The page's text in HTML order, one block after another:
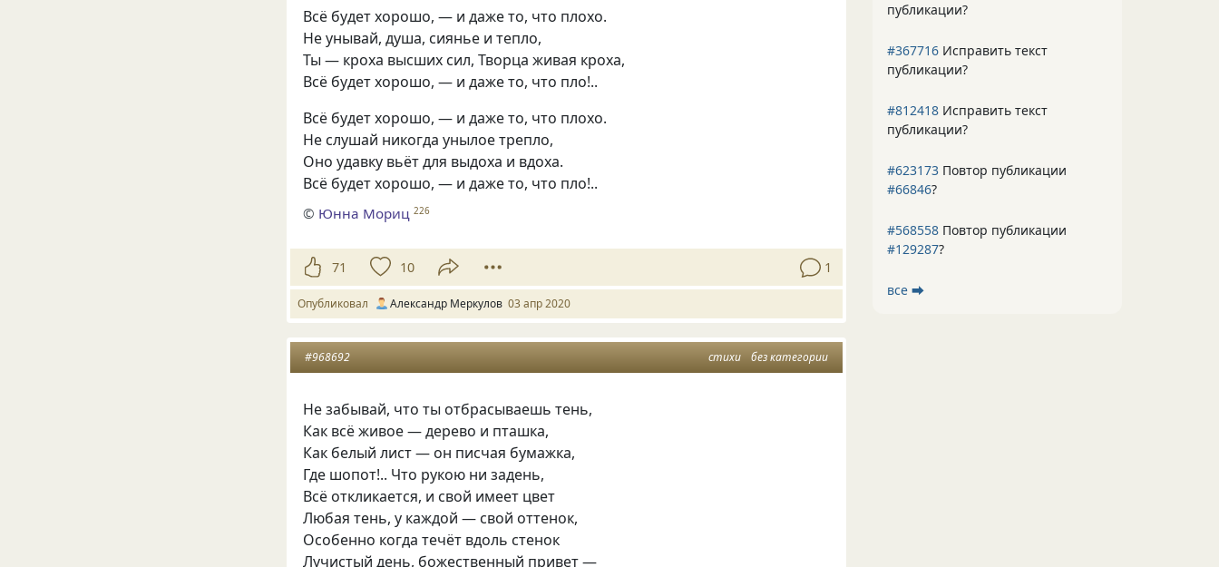
Всё будет хорошо, — и даже то, что плохо.
Не унывай, душа, сиянье и тепло,
Ты — кроха высших сил, Творца живая кроха,
Всё будет хорошо, — и даже то, что пло!..
Всё будет хорошо, — и даже то, что плохо.
Не слушай никогда унылое трепло,
Оно удавку вьёт для выдоха и вдоха.
Всё будет хорошо, — и даже то, что пло!..
© Юнна Мориц 226
71 10 1
Опубликовал Александр Меркулов 03 апр 2020
стихи без категории
#968692
Не забывай, что ты отбрасываешь тень,
Как всё живое — дерево и пташка,
Как белый лист — он писчая бумажка,
Где шопот!.. Что рукою ни задень,
Всё откликается, и свой имеет цвет
Любая тень, у каждой — свой оттенок,
Особенно когда течёт вдоль стенок
Лучистый день, божественный привет —
публикации?
#367716 Исправить текст
публикации?
#812418 Исправить текст
публикации?
#623173 Повтор публикации
#66846?
#568558 Повтор публикации
#129287?
все ⮕